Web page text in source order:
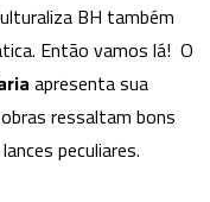
BH também
Então vamos lá! O
apresenta sua
ressaltam bons
peculiares.